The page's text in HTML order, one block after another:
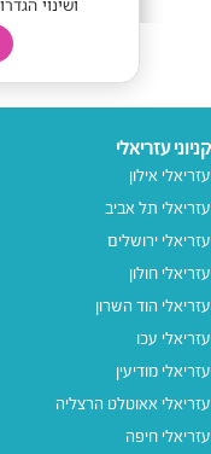
קניוני עזריאלי
עזריאלי אילון
עזריאלי תל אביב
עזריאלי ירושלים
עזריאלי חולון
עזריאלי הוד השרון
עזריאלי עכו
עזריאלי מודיעין
עזריאלי אאוטלט הרצליה
עזריאלי חיפה